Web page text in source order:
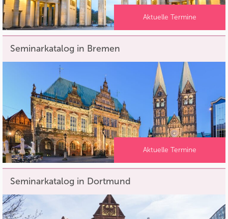
Aktuelle Termine
Seminarkatalog in Bremen
Aktuelle Termine
Seminarkatalog in Dortmund